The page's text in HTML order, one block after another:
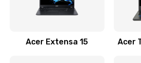
Замена
Заказать
Acer Extensa 15 Acer